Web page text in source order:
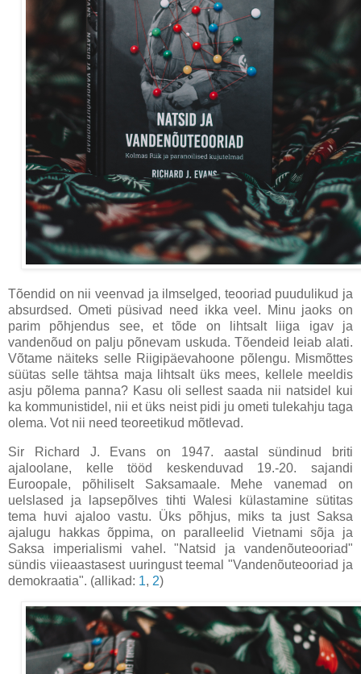
Tõendid on nii veenvad ja ilmselged, teooriad puudulikud ja
absurdsed. Ometi püsivad need ikka veel. Minu jaoks on
parim põhjendus see, et tõde on lihtsalt liiga igav ja
vandenõud on palju põnevam uskuda. Tõendeid leiab alati.
Võtame näiteks selle Riigipäevahoone põlengu. Mismõttes
süütas selle tähtsa maja lihtsalt üks mees, kellele meeldis
asju põlema panna? Kasu oli sellest saada nii natsidel kui
ka kommunistidel, nii et üks neist pidi ju ometi tulekahju taga
olema. Vot nii need teoreetikud mõtlevad.
Sir Richard J. Evans on 1947. aastal sündinud briti
ajaloolane, kelle tööd keskenduvad 19.-20. sajandi
Euroopale, põhiliselt Saksamaale. Mehe vanemad on
uelslased ja lapsepõlves tihti Walesi külastamine sütitas
tema huvi ajaloo vastu. Üks põhjus, miks ta just Saksa
ajalugu hakkas õppima, on paralleelid Vietnami sõja ja
Saksa imperialismi vahel. "Natsid ja vandenõuteooriad"
sündis viieaastasest uuringust teemal "Vandenõuteooriad ja
demokraatia". (allikad: 1, 2)